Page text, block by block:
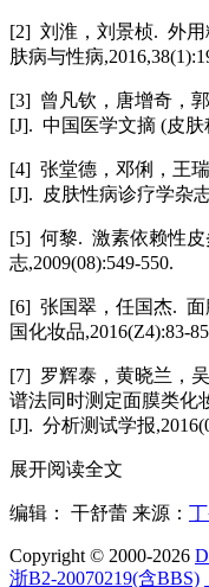
[2] 刘淮，刘景桢. 外
肤病与性病
[3] 曾凡钦，唐增奇，
[J]. 中国医学文摘 (皮肤
[4] 张堂德，邓俐，王
[J]. 皮肤性病诊疗学杂
[5] 何黎. 激素依赖性
志,2009(08):549-550.
[6] 张国翠，任国杰. 面
国化妆品,2016(Z4):83-
[7] 罗辉泰，黄晓兰，
谱法同时测定面膜类化
[J]. 分析测试学报
展开阅读全文
编辑： 干舒蕾 来源：
Copyright © 2000-2026
浙B2-20070219(含BBS)